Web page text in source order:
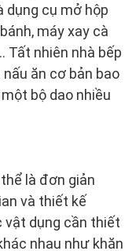
dụng cụ mở hộp
máy xay cà
Tất nhiên nhà bếp
ăn cơ bản bao
bộ dao nhiều
là đơn giản
và thiết kế
vật dụng cần thiết
nhau như khăn